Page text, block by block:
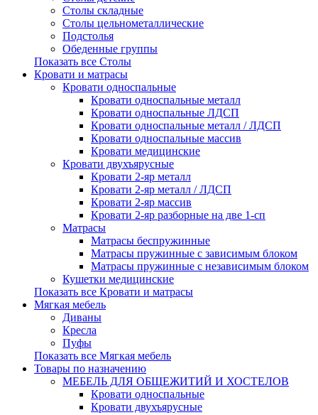
Столы складные
Столы цельнометаллические
Подстолья
Обеденные группы
Показать все Столы
Кровати и матрасы
Кровати односпальные
Кровати односпальные металл
Кровати односпальные ЛДСП
Кровати односпальные металл / ЛДСП
Кровати односпальные массив
Кровати медицинские
Кровати двухъярусные
Кровати 2-яр металл
Кровати 2-яр металл / ЛДСП
Кровати 2-яр массив
Кровати 2-яр разборные на две 1-сп
Матрасы
Матрасы беспружинные
Матрасы пружинные с зависимым блоком
Матрасы пружинные с независимым блоком
Кушетки медицинские
Показать все Кровати и матрасы
Мягкая мебель
Диваны
Кресла
Пуфы
Показать все Мягкая мебель
Товары по назначению
МЕБЕЛЬ ДЛЯ ОБЩЕЖИТИЙ И ХОСТЕЛОВ
Кровати односпальные
Кровати двухъярусные